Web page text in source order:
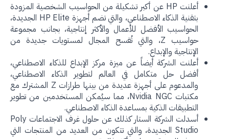
أعلنت HP عن أكبر تشكيلة من الحواسيب الشخصية المزودة
بتقنية الذكاء الاصطناعي، والتي تضم أجهزة HP Elite الجديدة،
الحواسيب الأفضل للأعمال والأكثر إنتاجية، بجانب مجموعة
حواسيب Z، والتي تُفسح المجال لمستويات جديدة من
الإنتاجية والإبداع.
أعلنت الشركة أيضاً عن ميزة مركز الإبداع للذكاء الاصطناعي،
أفضل حل متكامل في العالم لتطوير الذكاء الاصطناعي،
والمدعوم على أجهزة عديدة من بينها طرازات Z المشترك مع
مكتبات Nvidia NGC، مما سيُمكن المستخدمين من تطوير
التطبيقات الذكية بمساعدة الذكاء الاصطناعي.
أسدلت الشركة الستار كذلك عن حلول غرف الاجتماعات Poly
Studio الجديدة، والتي تتكون من العديد من المنتجات التي